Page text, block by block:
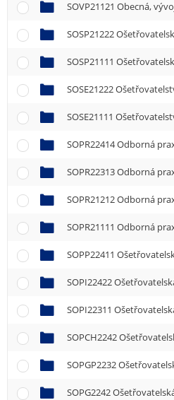
SOSP21222
SOSP21111
SOSE21222
SOSE21111
SOPR22414 Odborná
SOPR22313 Odborná
SOPR21212 Odborná
SOPR21111 Odborná
SOPG2242